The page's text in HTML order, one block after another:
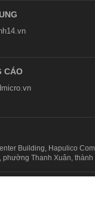
CÁO
Building, Hapulico
phường Thanh Xuân, thành